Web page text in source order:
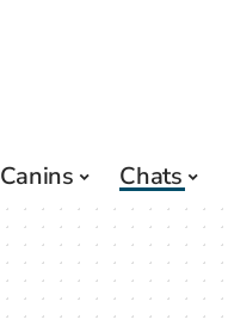
Canins Chats